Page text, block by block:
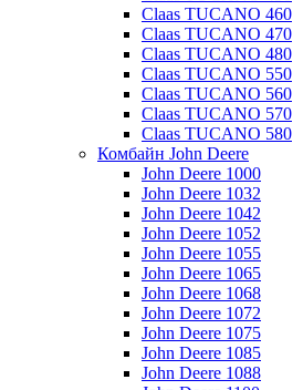
Claas TUCANO 460
Claas TUCANO 470
Claas TUCANO 480
Claas TUCANO 550
Claas TUCANO 560
Claas TUCANO 570
Claas TUCANO 580
Комбайн John Deere
John Deere 1000
John Deere 1032
John Deere 1042
John Deere 1052
John Deere 1055
John Deere 1065
John Deere 1068
John Deere 1072
John Deere 1075
John Deere 1085
John Deere 1088